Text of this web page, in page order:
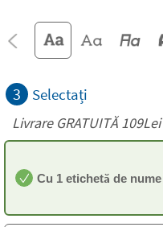
3 Selectați
Livrare GRATUITĂ 109Lei
Cu 1 etichetă de